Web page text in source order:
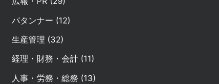
パタンナー (12)
生産管理 (32)
経理・財務・会計 (11)
人事・労務・総務 (13)